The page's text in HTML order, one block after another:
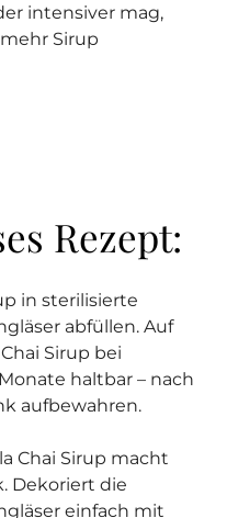
intensiver mag,
Sirup
Rezept:
in sterilisierte
abfüllen. Auf
Sirup bei
haltbar – nach
aufbewahren.
Chai Sirup macht
Dekoriert die
einfach mit